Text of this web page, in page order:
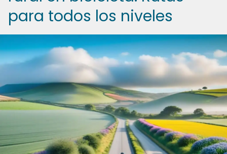
para todos los niveles